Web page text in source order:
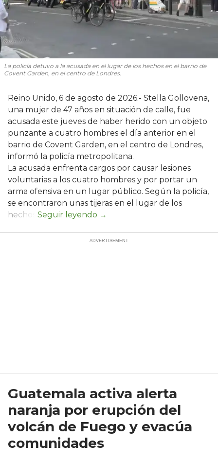
La policía detuvo a la acusada en el lugar de los hechos en el barrio de
Covent Garden, en el centro de Londres.
Reino Unido, 6 de agosto de 2026.- Stella Gollovena,
una mujer de 47 años en situación de calle, fue
acusada este jueves de haber herido con un objeto
punzante a cuatro hombres el día anterior en el
barrio de Covent Garden, en el centro de Londres,
informó la policía metropolitana.
La acusada enfrenta cargos por causar lesiones
voluntarias a los cuatro hombres y por portar un
arma ofensiva en un lugar público. Según la policía,
se encontraron unas tijeras en el lugar de los
hechos.
Guatemala activa alerta
naranja por erupción del
volcán de Fuego y evacúa
comunidades